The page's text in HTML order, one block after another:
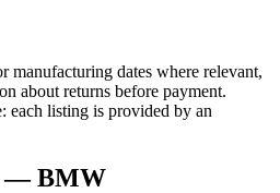
manufacturing dates where relevant,
about returns before payment.
each listing is provided by an
— BMW